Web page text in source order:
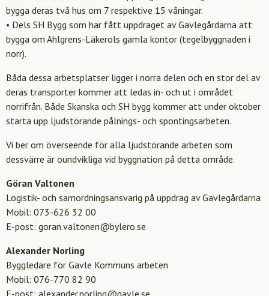
bygga deras två hus om 7 respektive 15 våningar.
• Dels SH Bygg som har fått uppdraget av Gavlegårdarna att
bygga om Ahlgrens-Läkerols gamla kontor (tegelbyggnaden i
norr).
Båda dessa arbetsplatser ligger i norra delen och en stor del av
deras transporter kommer att ledas in- och ut i området
norrifrån. Både Skanska och SH bygg kommer att under oktober
starta upp ljudstörande pålnings- och spontingsarbeten.
Vi ber om överseende för alla ljudstörande arbeten som
dessvärre är oundvikliga vid byggnation på detta område.
Göran Valtonen
Logistik- och samordningsansvarig på uppdrag av Gavlegårdarna
Mobil: 073-626 32 00
E-post: goran.valtonen@bylero.se
Alexander Norling
Byggledare för Gävle Kommuns arbeten
Mobil: 076-770 82 90
E-post: alexander.norling@gavle.se